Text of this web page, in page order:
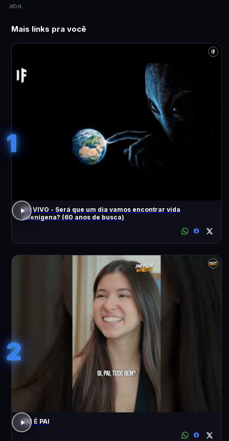
aba.
Mais links pra você
1
AO VIVO - Será que um dia vamos encontrar vida
alienígena? (60 anos de busca)
2
PAI É PAI